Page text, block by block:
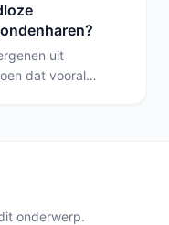
praktische
uit
dat vooral
onderwerp.